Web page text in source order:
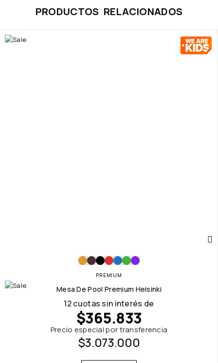
PRODUCTOS RELACIONADOS
PREMIUM
Mesa De Pool Premium Helsinki
12 cuotas sin interés de
$365.833
Precio especial por transferencia
$3.073.000